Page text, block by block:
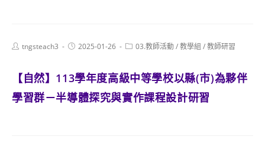
Posttngsteach3
Post2025-01-26
Post03.教師活動/教學組 /教師研習
【自然】113學年度高級中等學校以縣(市)為夥伴
學習群－半導體探究與實作課程設計研習